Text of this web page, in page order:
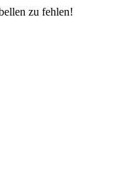
zu fehlen!